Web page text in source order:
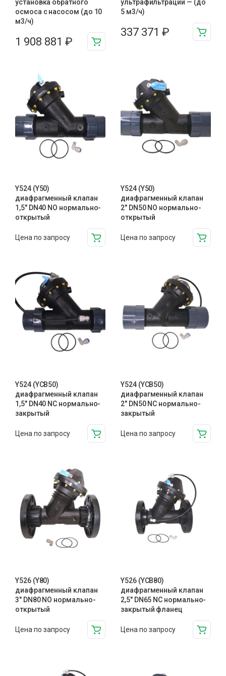
установка обратного
осмоса с насосом (до 10
м3/ч)
1 908 881 ₽
ультрафильтрации — (до
5 м3/ч)
337 371 ₽
Y524 (Y50)
диафрагменный клапан
1,5″ DN40 NO нормально-
открытый
Цена по запросу
Y524 (Y50)
диафрагменный клапан
2″ DN50 NO нормально-
открытый
Цена по запросу
Y524 (YCB50)
диафрагменный клапан
1,5″ DN40 NC нормально-
закрытый
Цена по запросу
Y524 (YCB50)
диафрагменный клапан
2″ DN50 NC нормально-
закрытый
Цена по запросу
Y526 (Y80)
диафрагменный клапан
3″ DN80 NO нормально-
открытый
Цена по запросу
Y526 (YCB80)
диафрагменный клапан
2,5″ DN65 NC нормально-
закрытый фланец
Цена по запросу